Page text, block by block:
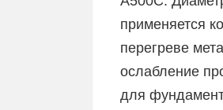
применяется
перегреве
ослабление
для